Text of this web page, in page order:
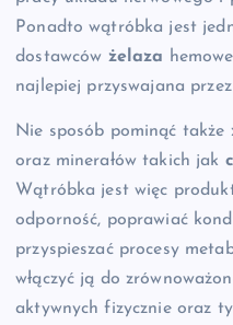
Ponadto wątróbka jest
dostawców żelaza
najlepiej przyswajana
Nie sposób pominąć
oraz minerałów takich jak
Wątróbka jest więc
odporność, poprawiać
przyspieszać procesy
włączyć ją do
aktywnych fizycznie oraz